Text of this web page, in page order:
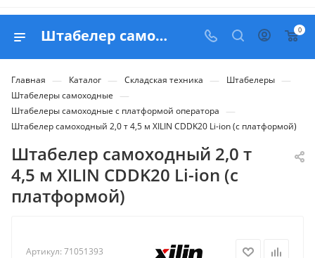
Штабелер самоходный 2,0 т 4,5 м XILIN CDDK20 Li-ion (с платформой) - купить в Belapex 0
Главная — Каталог — Складская техника — Штабелеры —
Штабелеры самоходные —
Штабелеры самоходные с платформой оператора —
Штабелер самоходный 2,0 т 4,5 м XILIN CDDK20 Li-ion (с платформой)
Штабелер самоходный 2,0 т
4,5 м XILIN CDDK20 Li-ion (с
платформой)
Артикул: 71051393